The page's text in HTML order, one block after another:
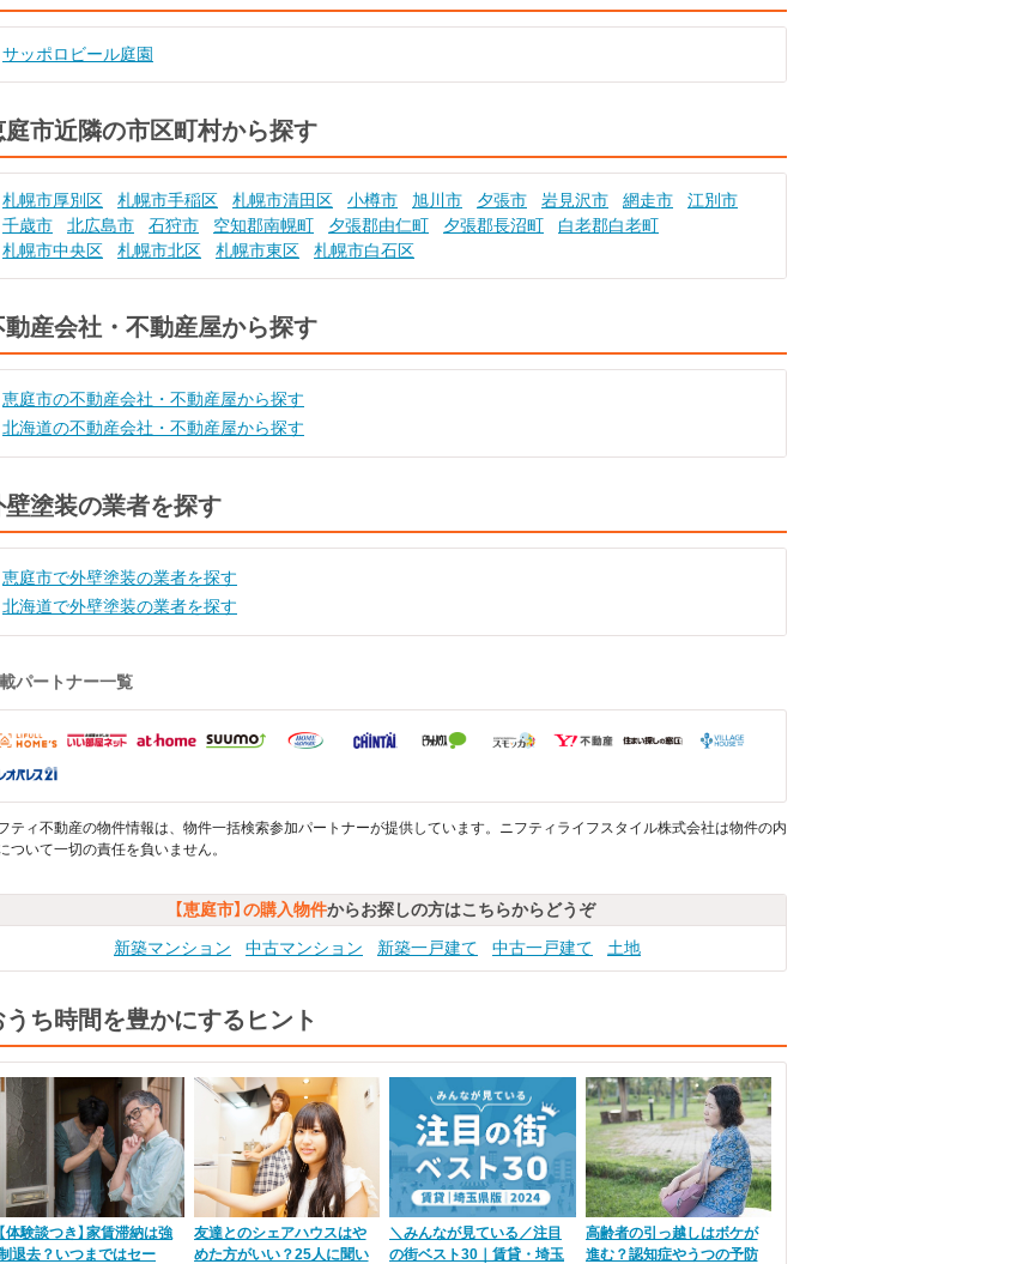
サッポロビール庭園
庭市近隣の市区町村から探す
札幌市厚別区 札幌市手稲区 札幌市清田区 小樽市 旭川市 夕張市 岩見沢市 網走市
江別市
千歳市
北広島市 石狩市 空知郡南幌町 夕張郡由仁町 夕張郡長沼町
白老郡白老町
札幌市中央区
札幌市北区 札幌市東区 札幌市白石区
動産会社・不動産屋から探す
恵庭市の不動産会社・不動産屋から探す
北海道の不動産会社・不動産屋から探す
壁塗装の業者を探す
恵庭市で外壁塗装の業者を探す
北海道で外壁塗装の業者を探す
パートナー一覧
ティ不動産の物件情報は、物件一括検索参加パートナーが提供しています。ニフティライフスタイル株式会社は物件の内
ついて一切の責任を負いません。
【恵庭市】の購入物件からお探しの方はこちらからどうぞ
新築マンション
中古マンション 新築一戸建て 中古一戸建て 土地
うち時間を豊かにするヒント
【体験談つき】家賃滞納は強
退去？いつまではセー
友達とのシェアハウスはや
めた方がいい？25人に聞い
＼みんなが見ている／注目
の街ベスト30｜賃貸・埼玉
高齢者の引っ越しはボケが
進む？認知症やうつの予防